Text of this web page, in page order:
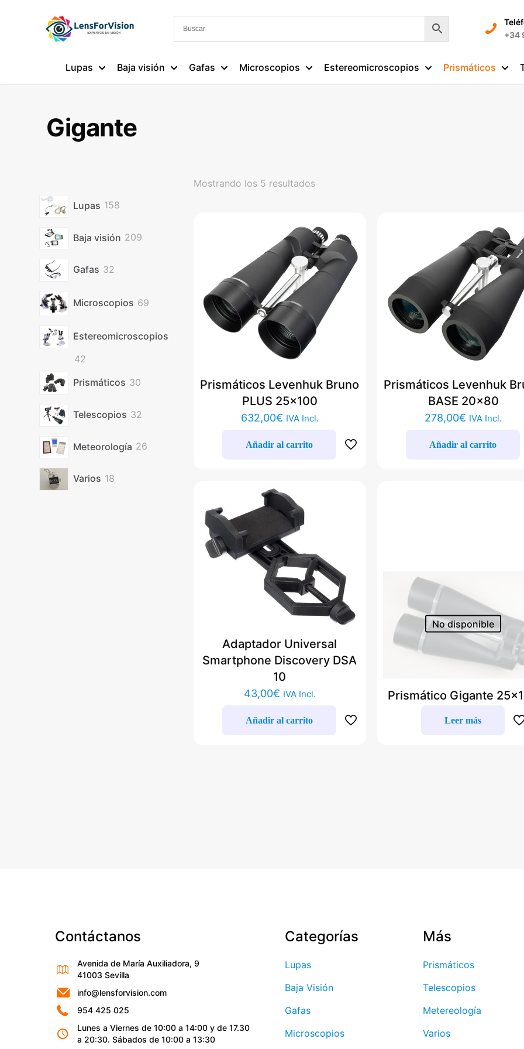
+34
Lupas Baja visión Gafas Microscopios Estereomicroscopios Prismáticos
Gigante
Lupas 158
Baja visión 209
Gafas 32
Microscopios 69
Estereomicroscopios
42
Prismáticos 30
Telescopios 32
Meteorología 26
Varios 18
Mostrando los 5 resultadosOrdenado
alto
a
bajo
Prismáticos Levenhuk Bruno
PLUS 25×100
632,00€ IVA Incl.
Añadir al carrito
Prismáticos Levenhuk
BASE 20×80
278,00€ IVA Incl.
Añadir al carrito
Adaptador Universal
Smartphone Discovery DSA
10
43,00€ IVA Incl.
Añadir al carrito
No disponible
Prismático Gigante
Leer más
Contáctanos
Avenida de María Auxiliadora, 9
41003 Sevilla
info@lensforvision.com
954 425 025
Lunes a Viernes de 10:00 a 14:00 y de 17.30
a 20:30. Sábados de 10:00 a 13:30
Categorías
Lupas
Baja Visión
Gafas
Microscopios
Más
Prismáticos
Telescopios
Metereología
Varios